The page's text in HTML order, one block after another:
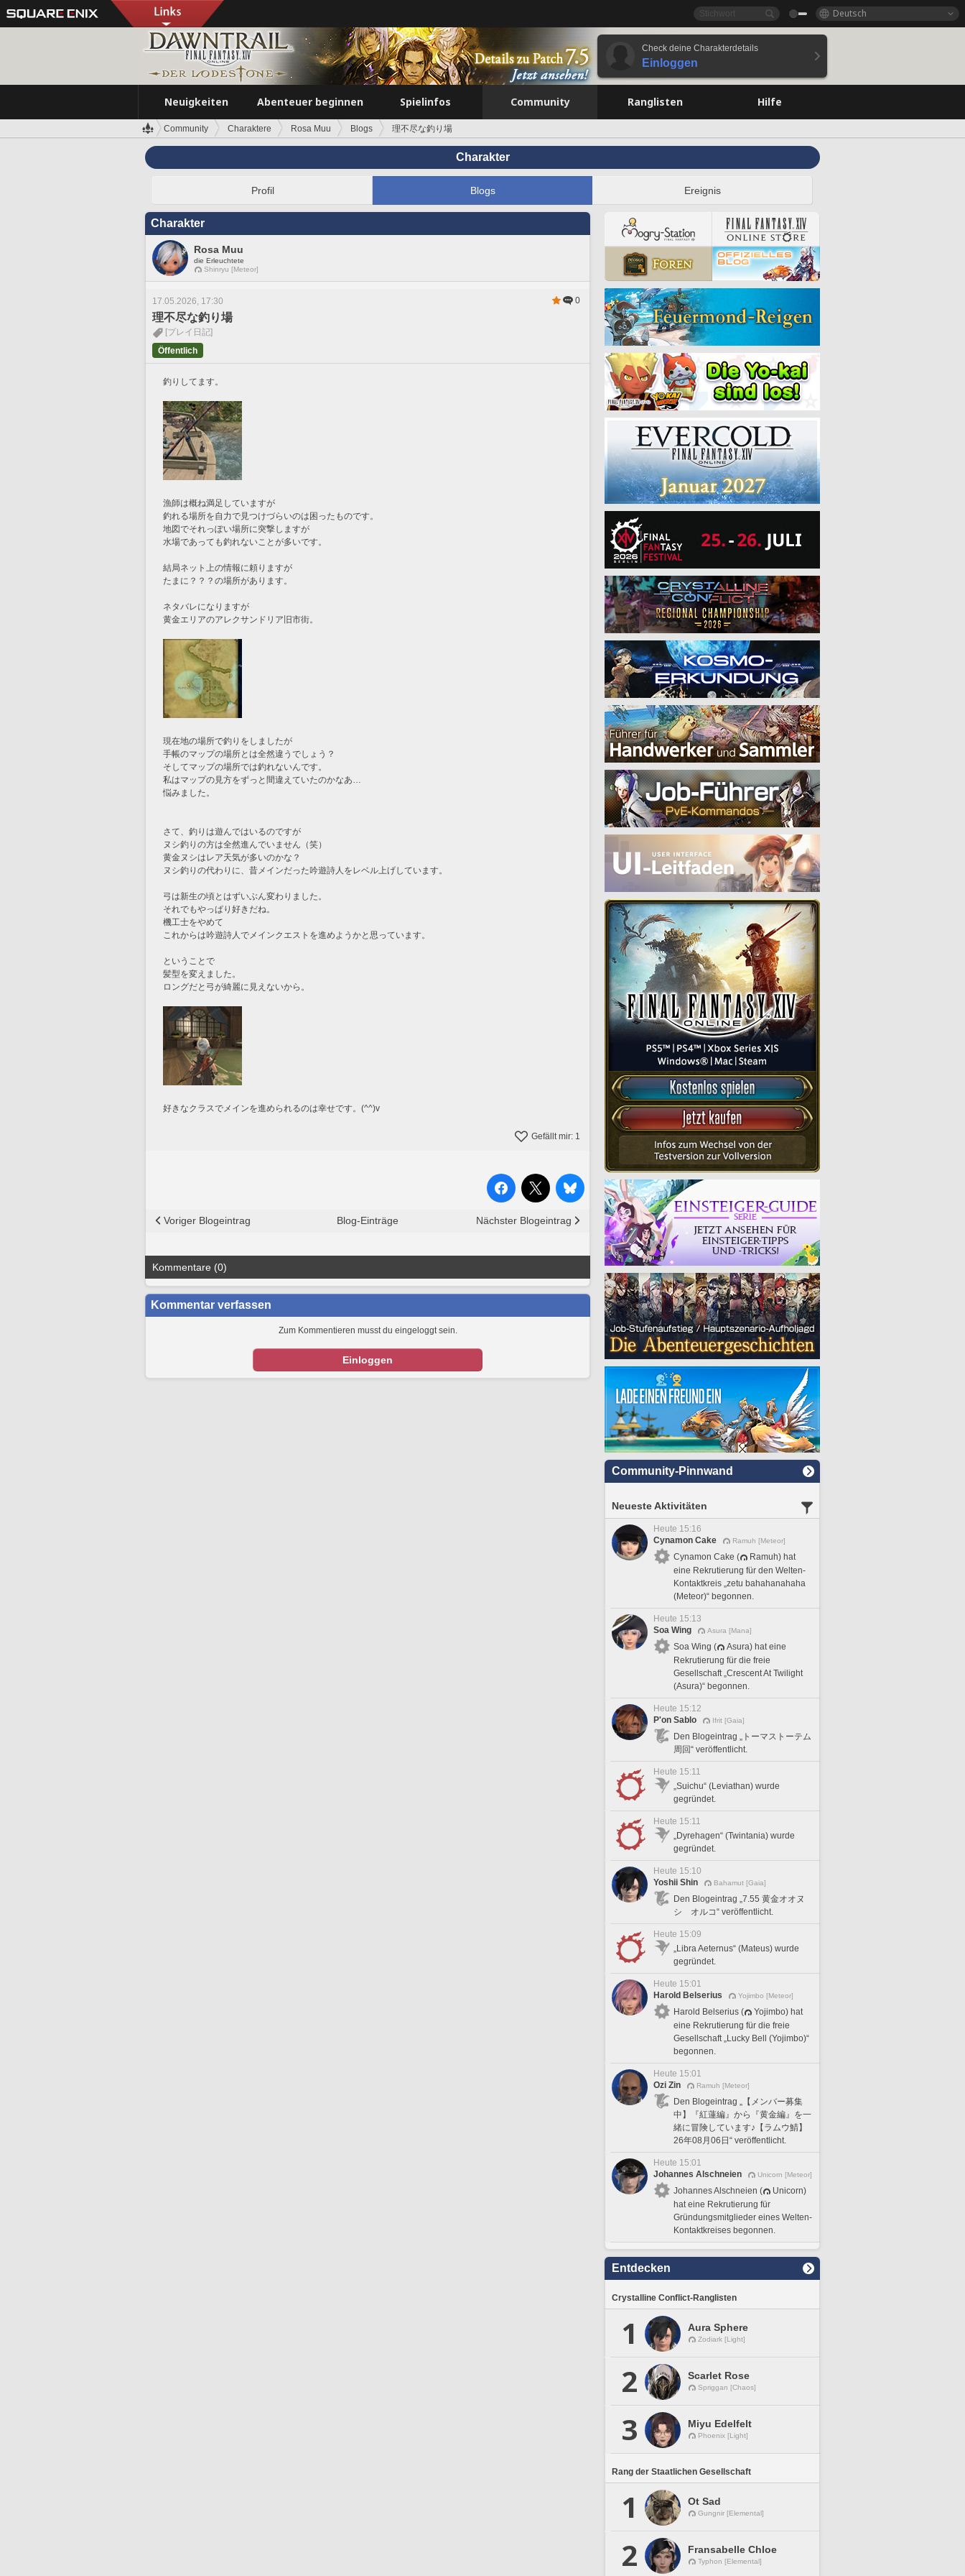
Deutsch
Check deine Charakterdetails
Einloggen
Neuigkeiten Abenteuer beginnen Spielinfos Community Ranglisten Hilfe
Community Charaktere Rosa Muu Blogs 理不尽な釣り場
Charakter
Profil Blogs Ereignis
Charakter
Rosa Muu
die Erleuchtete
Shinryu [Meteor]
17.05.2026, 17:30 0
理不尽な釣り場
[プレイ日記]
Öffentlich
釣りしてます。
漁師は概ね満足していますが
釣れる場所を自力で見つけづらいのは困ったものです。
地図でそれっぽい場所に突撃しますが
水場であっても釣れないことが多いです。
結局ネット上の情報に頼りますが
たまに？？？の場所があります。
ネタバレになりますが
黄金エリアのアレクサンドリア旧市街。
現在地の場所で釣りをしましたが
手帳のマップの場所とは全然違うでしょう？
そしてマップの場所では釣れないんです。
私はマップの見方をずっと間違えていたのかなあ…
悩みました。
さて、釣りは遊んではいるのですが
ヌシ釣りの方は全然進んでいません（笑）
黄金ヌシはレア天気が多いのかな？
ヌシ釣りの代わりに、昔メインだった吟遊詩人をレベル上げしています。
弓は新生の頃とはずいぶん変わりました。
それでもやっぱり好きだね。
機工士をやめて
これからは吟遊詩人でメインクエストを進めようかと思っています。
ということで
髪型を変えました。
ロングだと弓が綺麗に見えないから。
好きなクラスでメインを進められるのは幸せです。(^^)v
Gefällt mir: 1
Voriger Blogeintrag Blog-Einträge Nächster Blogeintrag
Kommentare (0)
Kommentar verfassen
Zum Kommentieren musst du eingeloggt sein.
Einloggen
Community-Pinnwand
Neueste Aktivitäten
Heute 15:16
Cynamon Cake
Ramuh [Meteor]
Cynamon Cake (
Ramuh) hat
eine Rekrutierung für den Welten-
Kontaktkreis „zetu bahahanahaha
(Meteor)“ begonnen.
Heute 15:13
Soa Wing
Asura [Mana]
Soa Wing (
Asura) hat eine
Rekrutierung für die freie
Gesellschaft „Crescent At Twilight
(Asura)“ begonnen.
Heute 15:12
P'on Sablo
Ifrit [Gaia]
Den Blogeintrag „トーマストーテム
周回“ veröffentlicht.
Heute 15:11
„Suichu“ (Leviathan) wurde
gegründet.
Heute 15:11
„Dyrehagen“ (Twintania) wurde
gegründet.
Heute 15:10
Yoshii Shin
Bahamut [Gaia]
Den Blogeintrag „7.55 黄金オオヌ
シ オルコ“ veröffentlicht.
Heute 15:09
„Libra Aeternus“ (Mateus) wurde
gegründet.
Heute 15:01
Harold Belserius
Yojimbo [Meteor]
Harold Belserius (
Yojimbo) hat
eine Rekrutierung für die freie
Gesellschaft „Lucky Bell (Yojimbo)“
begonnen.
Heute 15:01
Ozi Zin
Ramuh [Meteor]
Den Blogeintrag „【メンバー募集
中】『紅蓮編』から『黄金編』を一
緒に冒険しています♪【ラムウ鯖】
26年08月06日“ veröffentlicht.
Heute 15:01
Johannes Alschneien
Unicorn [Meteor]
Johannes Alschneien (
Unicorn)
hat eine Rekrutierung für
Gründungsmitglieder eines Welten-
Kontaktkreises begonnen.
Entdecken
Crystalline Conflict-Ranglisten
1 Aura Sphere
Zodiark [Light]
2 Scarlet Rose
Spriggan [Chaos]
3 Miyu Edelfelt
Phoenix [Light]
Rang der Staatlichen Gesellschaft
1 Ot Sad
Gungnir [Elemental]
2 Fransabelle Chloe
Typhon [Elemental]